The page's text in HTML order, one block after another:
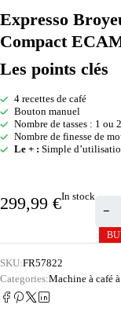
Expresso
Compact
Les points clés
4 recettes de café
Bouton manuel
Nombre de tasses : 1 ou
Nombre de finesse de
Le + : Simple
299,99 €In stock
SKU:FR57822
Categories:Machine à café